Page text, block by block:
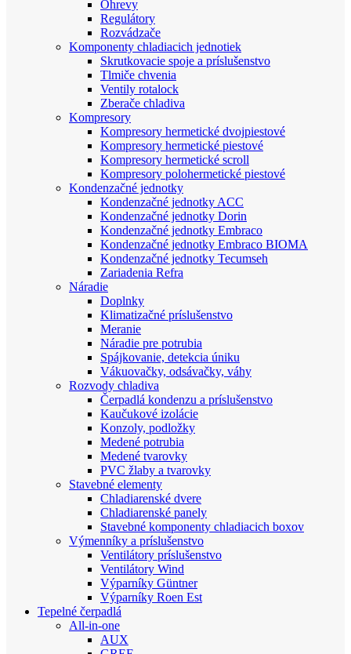
Ohrevy
Regulátory
Rozvádzače
Komponenty chladiacich jednotiek
Skrutkovacie spoje a príslušenstvo
Tlmiče chvenia
Ventily rotalock
Zberače chladiva
Kompresory
Kompresory hermetické dvojpiestové
Kompresory hermetické piestové
Kompresory hermetické scroll
Kompresory polohermetické piestové
Kondenzačné jednotky
Kondenzačné jednotky ACC
Kondenzačné jednotky Dorin
Kondenzačné jednotky Embraco
Kondenzačné jednotky Embraco BIOMA
Kondenzačné jednotky Tecumseh
Zariadenia Refra
Náradie
Doplnky
Klimatizačné príslušenstvo
Meranie
Náradie pre potrubia
Spájkovanie, detekcia úniku
Vákuovačky, odsávačky, váhy
Rozvody chladiva
Čerpadlá kondenzu a príslušenstvo
Kaučukové izolácie
Konzoly, podložky
Medené potrubia
Medené tvarovky
PVC žlaby a tvarovky
Stavebné elementy
Chladiarenské dvere
Chladiarenské panely
Stavebné komponenty chladiacich boxov
Výmenníky a príslušenstvo
Ventilátory príslušenstvo
Ventilátory Wind
Výparníky Güntner
Výparníky Roen Est
Tepelné čerpadlá
All-in-one
AUX